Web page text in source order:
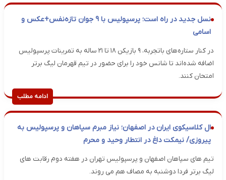
نسل جدید در راه است؛ پرسپولیس با ۹ جوان تازه‌نفس+عکس و
اسامی
در کنار ستاره‌های باتجربه، ۹ بازیکن ۱۸ تا ۲۱ ساله به تمرینات پرسپولیس
اضافه شده‌اند تا شانس خود را برای حضور در تیم قهرمان لیگ برتر
امتحان کنند.
ادامه مطلب
ال کلاسیکوی ایران در اصفهان؛ نیاز مبرم سپاهان و پرسپولیس به
پیروزی/ نیمکت داغ در انتطار وحید و محرم
تیم های سپاهان اصفهان و پرسپولیس تهران در هفته دوم رقابت های
لیگ برتر فردا دوشنبه به مصاف هم می روند.